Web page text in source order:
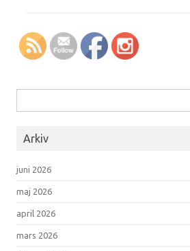
Arkiv
juni 2026
maj 2026
april 2026
mars 2026